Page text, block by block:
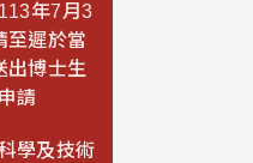
年7月3
至遲於當
出博士生
請
學及技術